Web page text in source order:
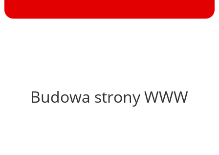
Budowa strony WWW